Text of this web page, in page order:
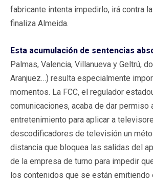
fabricante intenta impedirlo, irá contra
finaliza Almeida.
Esta acumulación de sentencias
Palmas, Valencia, Villanueva y Geltrú,
Aranjuez…) resulta especialmente
momentos. La FCC, el regulador
comunicaciones, acaba de dar permiso
entretenimiento para aplicar a
descodificadores de televisión un
distancia que bloquea las salidas del
de la empresa de turno para impedir
los contenidos que se están emitiendo